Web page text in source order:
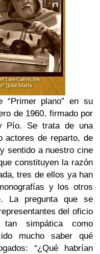
“Primer plano” en su
de 1960, firmado por
Pío. Se trata de una
actores de reparto, de
sentido a nuestro cine
constituyen la razón
tres de ellos ya han
y los otros
La pregunta que se
del oficio
simpática como
mucho saber qué
“¿Qué habrían